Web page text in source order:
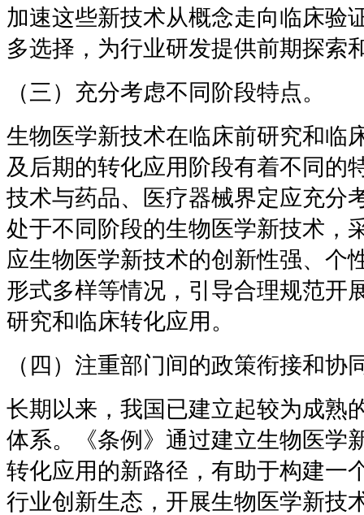
加速这些新技术从概念走向临床验
多选择，为行业研发提供前期探索
（三）充分考虑不同阶段特点。
生物医学新技术在临床前研究和临
及后期的转化应用阶段有着不同的
技术与药品、医疗器械界定应充分
处于不同阶段的生物医学新技术，
应生物医学新技术的创新性强、个
形式多样等情况，引导合理规范开
研究和临床转化应用。
（四）注重部门间的政策衔接和协
长期以来，我国已建立起较为成熟
体系。《条例》通过建立生物医学
转化应用的新路径，有助于构建一
行业创新生态，开展生物医学新技